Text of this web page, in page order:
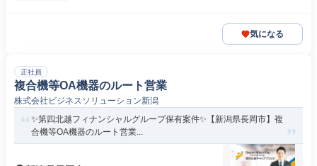
気になる
正社員
複合機等OA機器のルート営業
株式会社ビジネスソリューション新潟
✨️第四北越フィナンシャルグループ保有案件✨️【新潟県長岡市】複
合機等OA機器のルート営業...